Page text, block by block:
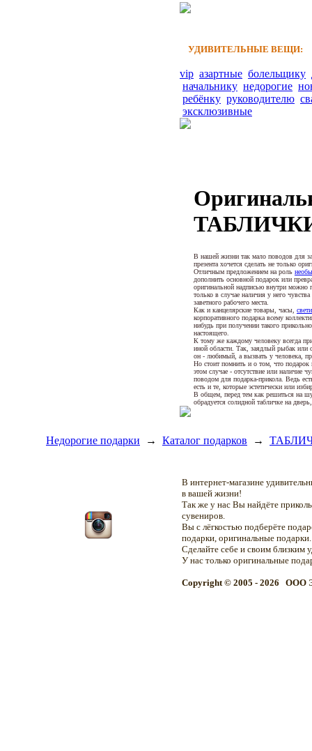
УДИВИТЕЛЬНЫЕ ВЕЩИ:
vip азартные болельщику
начальнику недорогие
ребёнку руководителю
эксклюзивные
В нашей жизни так мало поводов для
презента хочется сделать не только
Отличным предложением на роль
дополнить основной подарок или
оригинальной надписью внутри можно
только в случае наличия у него
заветного рабочего места.
Как и канцелярские товары, часы,
корпоративного подарка всему
нибудь при получении такого
настоящего.
К тому же каждому человеку всегда
иной области. Так, заядлый рыбак или
он - любимый, а вызвать у человека,
Но стоит помнить и о том, что подарок
этом случае - отсутствие или наличие
поводом для подарка-прикола. Ведь
есть и те, которые эстетически или
В общем, перед тем как решиться на
обрадуется солидной табличке на
Недорогие подарки → Каталог подарков →
В интернет-магазине
в вашей жизни!
Так же у нас Вы найдёте
сувениров.
Вы с лёгкостью подберёте
подарки, оригинальные подарки.
Сделайте себе и своим близким
У нас только оригинальные
Copyright © 2005 - 2026 OOO